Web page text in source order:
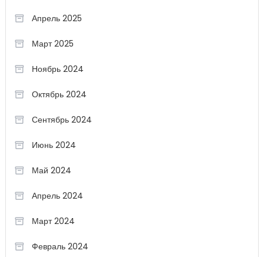
Апрель 2025
Март 2025
Ноябрь 2024
Октябрь 2024
Сентябрь 2024
Июнь 2024
Май 2024
Апрель 2024
Март 2024
Февраль 2024